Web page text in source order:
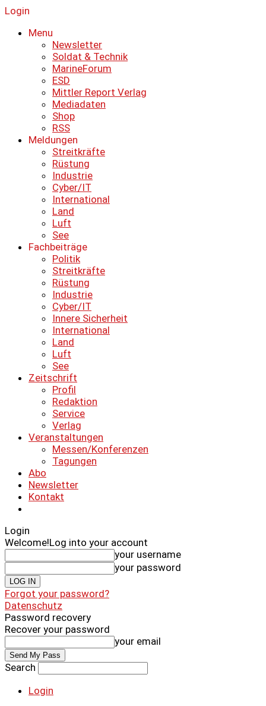
Login
Menu
Newsletter
Soldat & Technik
MarineForum
ESD
Mittler Report Verlag
Mediadaten
Shop
RSS
Meldungen
Streitkräfte
Rüstung
Industrie
Cyber/IT
International
Land
Luft
See
Fachbeiträge
Politik
Streitkräfte
Rüstung
Industrie
Cyber/IT
Innere Sicherheit
International
Land
Luft
See
Zeitschrift
Profil
Redaktion
Service
Verlag
Veranstaltungen
Messen/Konferenzen
Tagungen
Abo
Newsletter
Kontakt
Login
Welcome!Log into your account
your username
your password
Forgot your password?
Datenschutz
Password recovery
Recover your password
your email
Search
Login